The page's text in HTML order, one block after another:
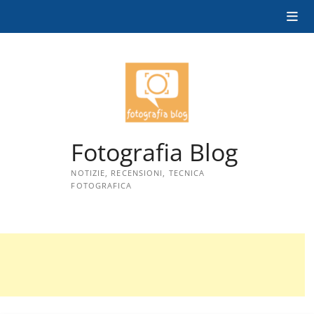
Fotografia Blog
NOTIZIE, RECENSIONI, TECNICA
FOTOGRAFICA